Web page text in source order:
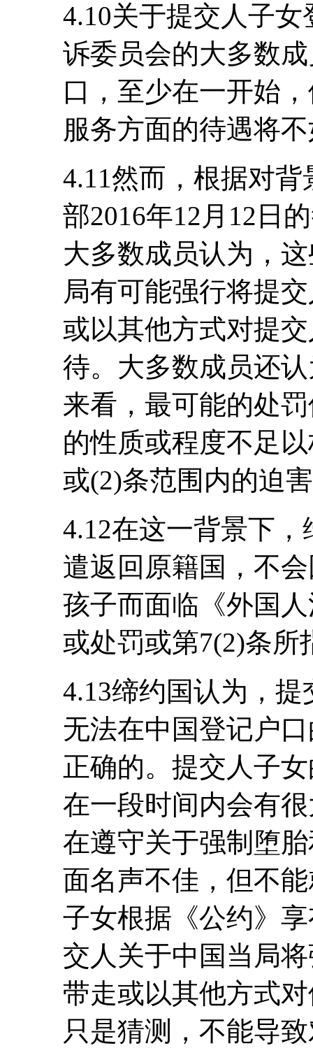
4.10关于提交人子
诉委员会的大多数
口，至少在一开始
服务方面的待遇将
4.11然而，根据对
部2016年12月12日
大多数成员认为，
局有可能强行将提
或以其他方式对提
待。大多数成员还
来看，最可能的处
的性质或程度不足
或(2)条范围内的迫
4.12在这一背景下
遣返回原籍国，不
孩子而面临《外国
或处罚或第7(2)条所
4.13缔约国认为，
无法在中国登记户
正确的。提交人子
在一段时间内会有
在遵守关于强制堕
面名声不佳，但不
子女根据《公约》
交人关于中国当局
带走或以其他方式
只是猜测，不能导